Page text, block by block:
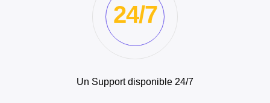
24/7
Un Support disponible 24/7